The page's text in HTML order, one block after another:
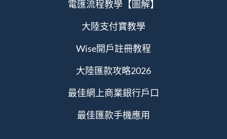
電匯流程教學【圖解】
大陸支付寶教學
Wise開戶註冊教程
大陸匯款攻略2026
最佳網上商業銀行戶口
最佳匯款手機應用